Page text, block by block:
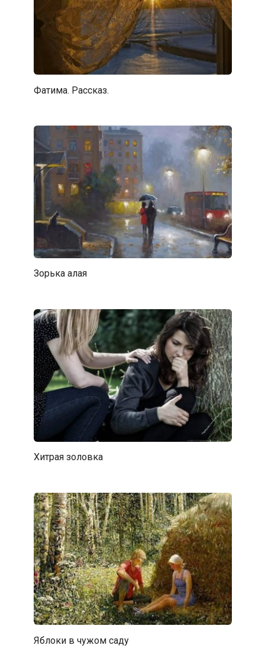
Фатима. Рассказ.
Зорька алая
Хитрая золовка
Яблоки в чужом саду